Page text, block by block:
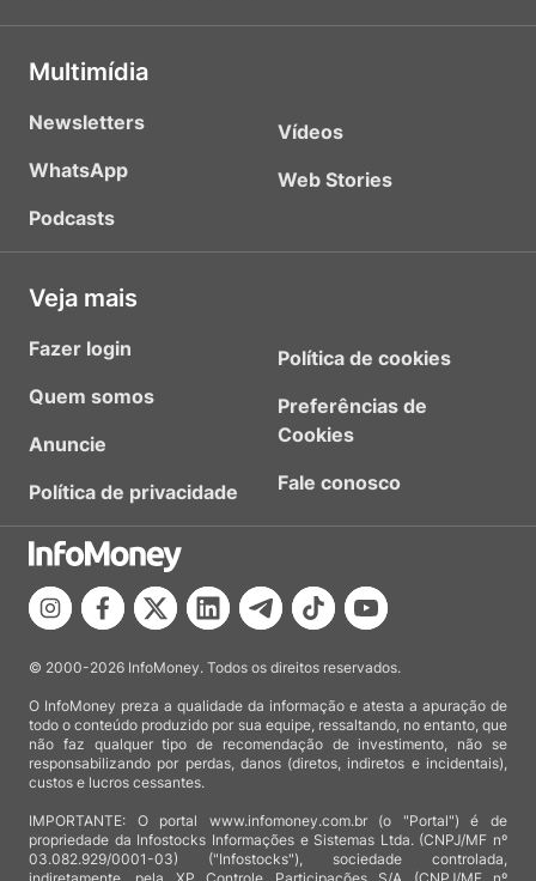
Multimídia
Newsletters
WhatsApp
Podcasts
Vídeos
Web Stories
Veja mais
Fazer login
Quem somos
Anuncie
Política de privacidade
Política de cookies
Preferências de
Cookies
Fale conosco
© 2000-2026 InfoMoney. Todos os direitos reservados.
O InfoMoney preza a qualidade da informação e atesta a apuração de
todo o conteúdo produzido por sua equipe, ressaltando, no entanto, que
não faz qualquer tipo de recomendação de investimento, não se
responsabilizando por perdas, danos (diretos, indiretos e incidentais),
custos e lucros cessantes.
IMPORTANTE: O portal www.infomoney.com.br (o "Portal") é de
propriedade da Infostocks Informações e Sistemas Ltda. (CNPJ/MF nº
03.082.929/0001-03) ("Infostocks"), sociedade controlada,